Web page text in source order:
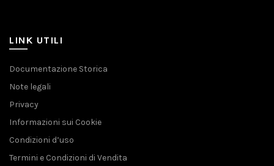
LINK UTILI
Documentazione Storica
Note legali
Privacy
Informazioni sui Cookie
Condizioni d’uso
Termini e Condizioni di Vendita